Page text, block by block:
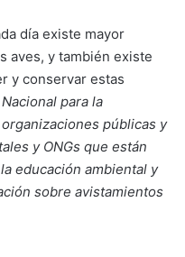
día existe mayor
aves, y también existe
y conservar estas
para la
públicas y
y ONGs que están
educación ambiental y
sobre avistamientos